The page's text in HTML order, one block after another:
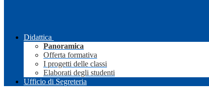
Didattica
Panoramica
Offerta formativa
I progetti delle classi
Elaborati degli studenti
Ufficio di Segreteria